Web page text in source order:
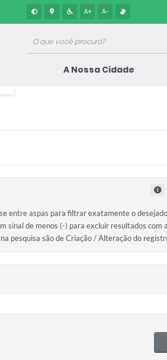
A+ A-
A Nossa Cidade
entre aspas para filtrar exatamente o
sinal de menos (-) para excluir resultados com
pesquisa são de Criação / Alteração do